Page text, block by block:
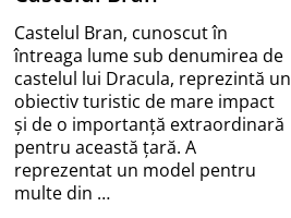
Castelul Bran, cunoscut în
întreaga lume sub denumirea de
castelul lui Dracula, reprezintă un
obiectiv turistic de mare impact
și de o importanță extraordinară
pentru această țară. A
reprezentat un model pentru
multe din …